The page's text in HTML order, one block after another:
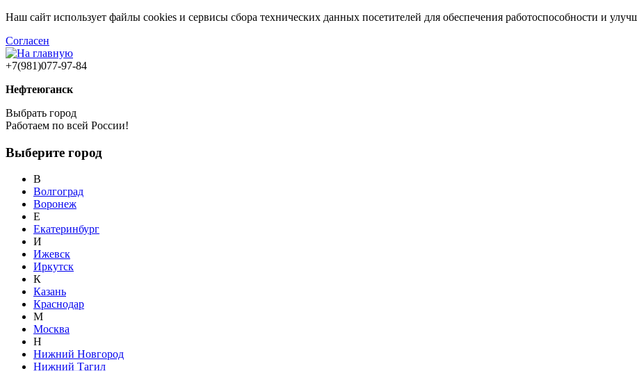
Наш сайт использует файлы cookies и сервисы сбора технических данных посетителей для обеспечения работоспособности и
Согласен
+7(981)077-97-84
Нефтеюганск
Выбрать город
Работаем по всей России!
Выберите город
В
Волгоград
Воронеж
Е
Екатеринбург
И
Ижевск
Иркутск
К
Казань
Краснодар
М
Москва
Н
Нижний Новгород
Нижний Тагил